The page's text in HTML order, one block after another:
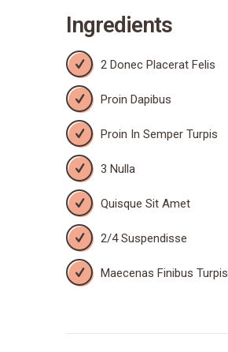
Ingredients
2 Donec Placerat Felis
Proin Dapibus
Proin In Semper Turpis
3 Nulla
Quisque Sit Amet
2/4 Suspendisse
Maecenas Finibus Turpis